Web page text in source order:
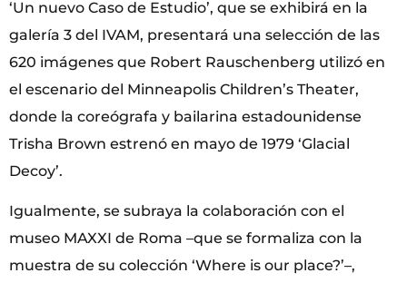
‘Un nuevo Caso de Estudio’, que se exhibirá en la
galería 3 del IVAM, presentará una selección de las
620 imágenes que Robert Rauschenberg utilizó en
el escenario del Minneapolis Children’s Theater,
donde la coreógrafa y bailarina estadounidense
Trisha Brown estrenó en mayo de 1979 ‘Glacial
Decoy’.
Igualmente, se subraya la colaboración con el
museo MAXXI de Roma –que se formaliza con la
muestra de su colección ‘Where is our place?’–,